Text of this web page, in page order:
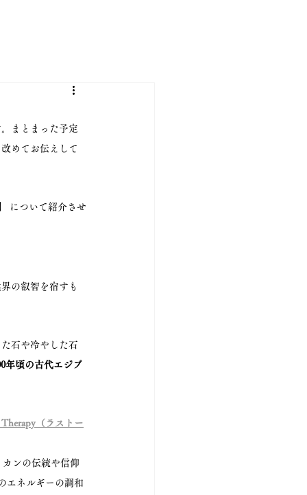
まとまった予定
めてお伝えして
について紹介させ
の叡智を宿すも
石や冷やした石
年頃の古代エジプ
Therapy（ラストー
ンの伝統や信仰
エネルギーの調和